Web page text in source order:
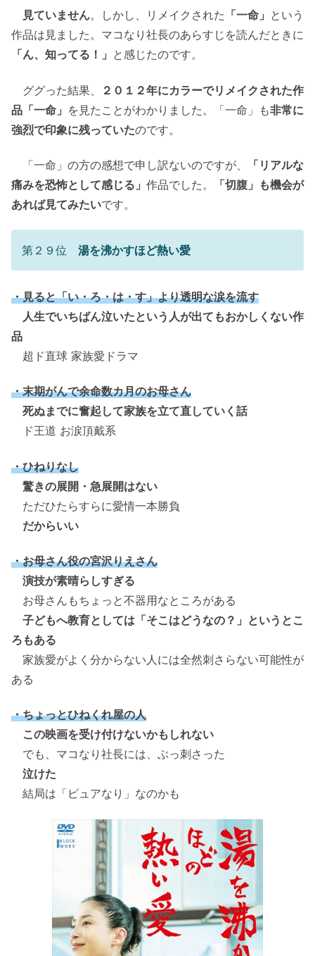
見ていません。しかし、リメイクされた 「一命」 という
作品は見ました。マコなり社長のあらすじを読んだときに
「ん、知ってる！」 と感じたのです。
ググった結果、
２０１２年にカラーでリメイクされた作
品「一命」 を見たことがわかりました。「一命」も非常に
強烈で印象に残っていたのです。
「一命」の方の感想で申し訳ないのですが、
「リアルな
痛みを恐怖として感じる」 作品でした。
「切腹」も機会が
あれば見てみたいです。
第２９位 湯を沸かすほど熱い愛
・見ると「い・ろ・は・す」より透明な涙を流す
人生でいちばん泣いたという人が出てもおかしくない作
品
超ド直球 家族愛ドラマ
・末期がんで余命数カ月のお母さん
死ぬまでに奮起して家族を立て直していく話
ド王道 お涙頂戴系
・ひねりなし
驚きの展開・急展開はない
ただひたらすらに愛情一本勝負
だからいい
・お母さん役の宮沢りえさん
演技が素晴らしすぎる
お母さんもちょっと不器用なところがある
子どもへ教育としては「そこはどうなの？」というとこ
ろもある
家族愛がよく分からない人には全然刺さらない可能性が
ある
・ちょっとひねくれ屋の人
この映画を受け付けないかもしれない
でも、マコなり社長には、ぶっ刺さった
泣けた
結局は「ピュアなり」なのかも